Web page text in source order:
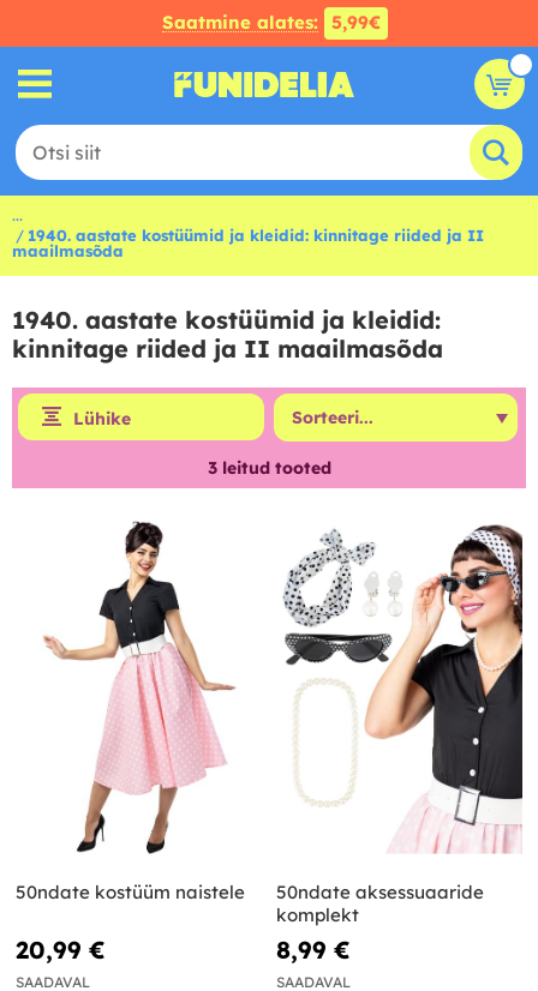
Saatmine alates: 5,99€
...
1940. aastate kostüümid ja kleidid: kinnitage riided ja II
maailmasõda
1940. aastate kostüümid ja kleidid:
kinnitage riided ja II maailmasõda
Lühike
3leitud tooted
50ndate kostüüm naistele
20,99 €
SAADAVAL
50ndate aksessuaaride
komplekt
8,99 €
SAADAVAL